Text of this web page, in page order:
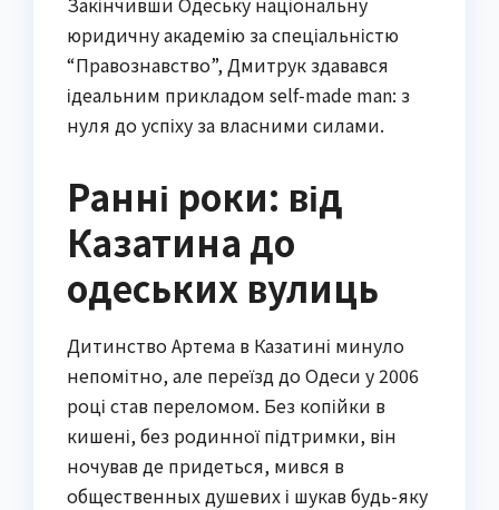
юридичну академію за спеціальністю
“Правознавство”, Дмитрук здавався
ідеальним прикладом self-made man: з
нуля до успіху за власними силами.
Ранні роки: від
Казатина до
одеських вулиць
Дитинство Артема в Казатині минуло
непомітно, але переїзд до Одеси у 2006
році став переломом. Без копійки в
кишені, без родинної підтримки, він
ночував де придеться, мився в
общественных душевих і шукав будь-яку